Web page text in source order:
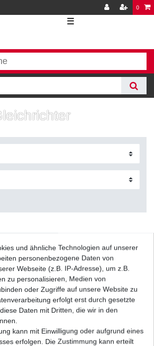
0
☰
Regler Lichtmaschine BMW Kawasaki CAN AM
Honda Yamaha Triumph Ducati
UVP 126,00 € 108,20 € *
| 108,20 € / Stück
inkl. ges. MwSt. Versandkosten
Regler Lichtmaschine BMW Kawasaki CAN AM
Honda Yamaha Triumph Ducati
und ähnliche Technologien auf unserer
personenbezogene Daten von
Webseite (z.B. IP-Adresse), um z.B.
zu personalisieren, Medien von
oder Zugriffe auf unsere Website zu
erfolgt erst durch gesetzte
Daten mit Dritten, die wir in den
kann mit Einwilligung oder aufgrund eines
erfolgen. Die Zustimmung kann erteilt